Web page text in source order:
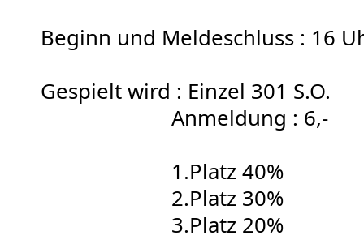
Beginn und Meldeschluss : 16
Gespielt wird : Einzel 301 S.O.
Anmeldung : 6,-
1.Platz 40%
2.Platz 30%
3.Platz 20%